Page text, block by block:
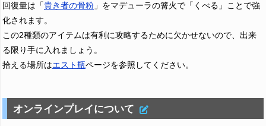
回復量は「貴き者の骨粉 」をマデューラの篝火で「くべる」ことで強
化されます。
この2種類のアイテムは有利に攻略するために欠かせないので、出来
る限り手に入れましょう。
拾える場所はエスト瓶ページを参照してください。
オンラインプレイについて